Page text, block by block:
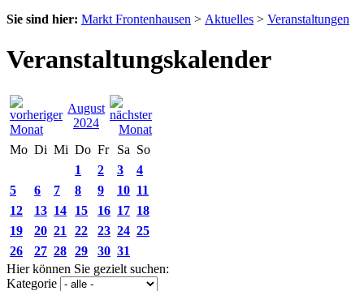
Sie sind hier: Markt Frontenhausen > Aktuelles > Veranstaltungen
Veranstaltungskalender
August
2024
Mo Di Mi Do Fr Sa So
1
2 3
4
5
6 7 8 9 10 11
12
13 14 15 16 17 18
19
20 21 22 23 24 25
26
27 28 29 30 31
Hier können Sie gezielt suchen:
Kategorie